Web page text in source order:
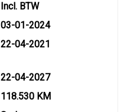
Incl. BTW
03-01-2024
22-04-2021
22-04-2027
118.530 KM